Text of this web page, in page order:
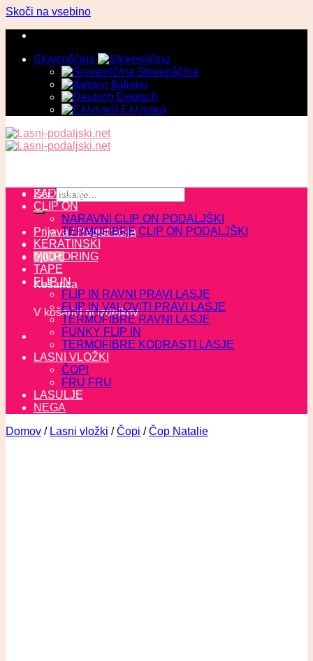
Skoči na vsebino
Slovenščina
Slovenščina
Italiano
Deutsch
Ελληνικά
Išči:
Prijava / Registracija
0,00€
Košarica
V košarici ni izdelkov.
ZADNJI KOSI
CLIP ON
NARAVNI CLIP ON PODALJŠKI
TERMOFIBRE CLIP ON PODALJŠKI
KERATINSKI
MICRORING
TAPE
FLIP IN
FLIP IN RAVNI PRAVI LASJE
FLIP IN VALOVITI PRAVI LASJE
TERMOFIBRE RAVNI LASJE
FUNKY FLIP IN
TERMOFIBRE KODRASTI LASJE
LASNI VLOŽKI
ČOPI
FRU FRU
LASULJE
NEGA
Domov / Lasni vložki / Čopi / Čop Natalie